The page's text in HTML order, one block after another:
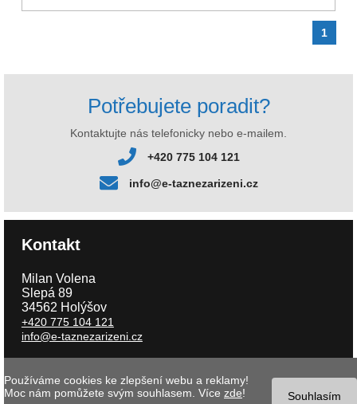
1
Potřebujete poradit?
Kontaktujte nás telefonicky nebo e-mailem.
+420 775 104 121
info@e-taznezarizeni.cz
Kontakt
Milan Volena
Slepá 89
34562 Holýšov
+420 775 104 121
info@e-taznezarizeni.cz
Copyright © 2026 e-taznezarizeni.cz | Aktualizace 06.08.2026 |
internetového obchodu- MK software |Nastavení cookies Souhlasím
Používáme cookies ke zlepšení webu a reklamy!
Moc nám pomůžete svým souhlasem. Více zde!